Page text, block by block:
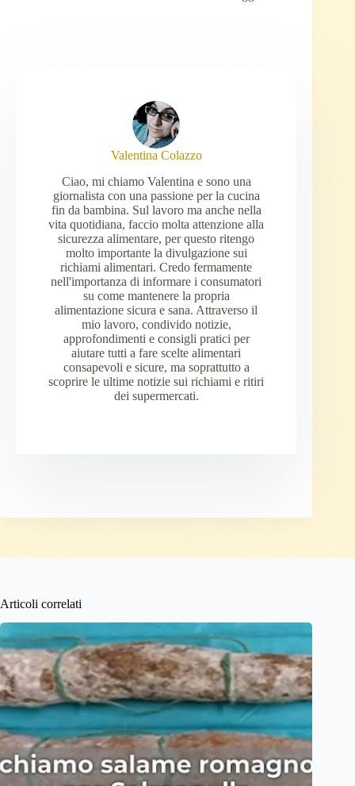
Valentina Colazzo
Ciao, mi chiamo Valentina e sono una
giornalista con una passione per la cucina
fin da bambina. Sul lavoro ma anche nella
vita quotidiana, faccio molta attenzione alla
sicurezza alimentare, per questo ritengo
molto importante la divulgazione sui
richiami alimentari. Credo fermamente
nell'importanza di informare i consumatori
su come mantenere la propria
alimentazione sicura e sana. Attraverso il
mio lavoro, condivido notizie,
approfondimenti e consigli pratici per
aiutare tutti a fare scelte alimentari
consapevoli e sicure, ma soprattutto a
scoprire le ultime notizie sui richiami e ritiri
dei supermercati.
Articoli correlati